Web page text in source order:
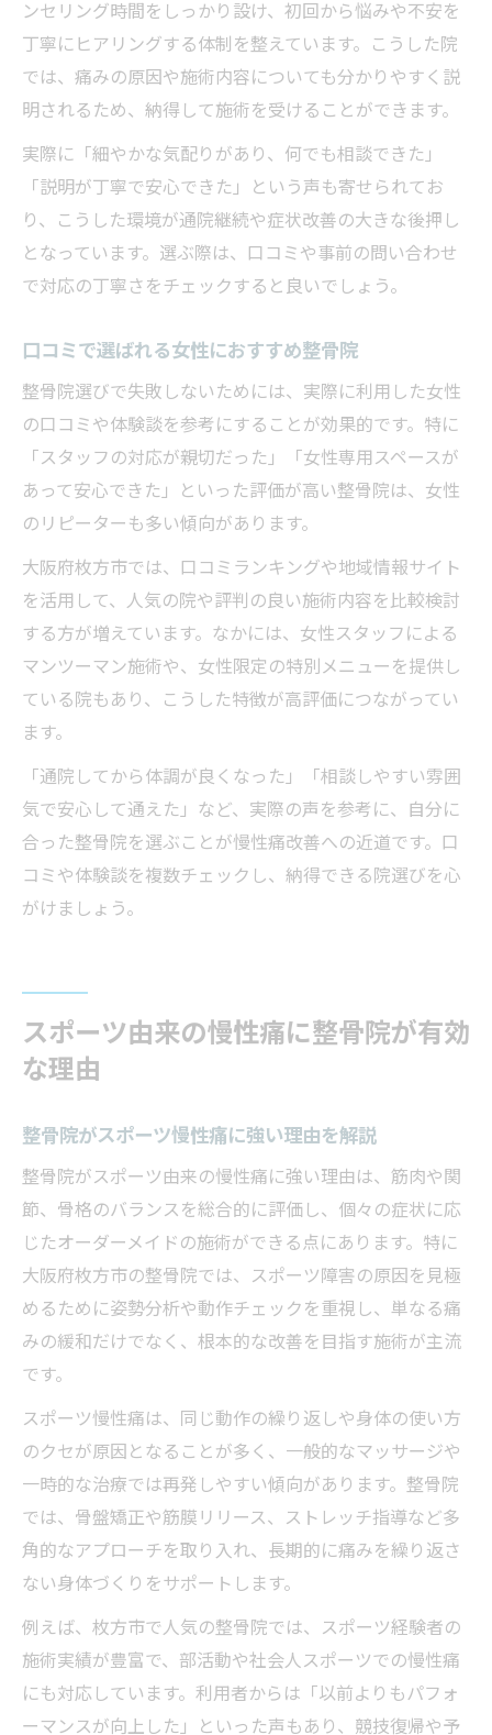
ンセリング時間をしっかり設け、初回から悩みや不安を
丁寧にヒアリングする体制を整えています。こうした院
では、痛みの原因や施術内容についても分かりやすく説
明されるため、納得して施術を受けることができます。
実際に「細やかな気配りがあり、何でも相談できた」
「説明が丁寧で安心できた」という声も寄せられてお
り、こうした環境が通院継続や症状改善の大きな後押し
となっています。選ぶ際は、口コミや事前の問い合わせ
で対応の丁寧さをチェックすると良いでしょう。
口コミで選ばれる女性におすすめ整骨院
整骨院選びで失敗しないためには、実際に利用した女性
の口コミや体験談を参考にすることが効果的です。特に
「スタッフの対応が親切だった」「女性専用スペースが
あって安心できた」といった評価が高い整骨院は、女性
のリピーターも多い傾向があります。
大阪府枚方市では、口コミランキングや地域情報サイト
を活用して、人気の院や評判の良い施術内容を比較検討
する方が増えています。なかには、女性スタッフによる
マンツーマン施術や、女性限定の特別メニューを提供し
ている院もあり、こうした特徴が高評価につながってい
ます。
「通院してから体調が良くなった」「相談しやすい雰囲
気で安心して通えた」など、実際の声を参考に、自分に
合った整骨院を選ぶことが慢性痛改善への近道です。口
コミや体験談を複数チェックし、納得できる院選びを心
がけましょう。
スポーツ由来の慢性痛に整骨院が有効
な理由
整骨院がスポーツ慢性痛に強い理由を解説
整骨院がスポーツ由来の慢性痛に強い理由は、筋肉や関
節、骨格のバランスを総合的に評価し、個々の症状に応
じたオーダーメイドの施術ができる点にあります。特に
大阪府枚方市の整骨院では、スポーツ障害の原因を見極
めるために姿勢分析や動作チェックを重視し、単なる痛
みの緩和だけでなく、根本的な改善を目指す施術が主流
です。
スポーツ慢性痛は、同じ動作の繰り返しや身体の使い方
のクセが原因となることが多く、一般的なマッサージや
一時的な治療では再発しやすい傾向があります。整骨院
では、骨盤矯正や筋膜リリース、ストレッチ指導など多
角的なアプローチを取り入れ、長期的に痛みを繰り返さ
ない身体づくりをサポートします。
例えば、枚方市で人気の整骨院では、スポーツ経験者の
施術実績が豊富で、部活動や社会人スポーツでの慢性痛
にも対応しています。利用者からは「以前よりもパフォ
ーマンスが向上した」といった声もあり、競技復帰や予